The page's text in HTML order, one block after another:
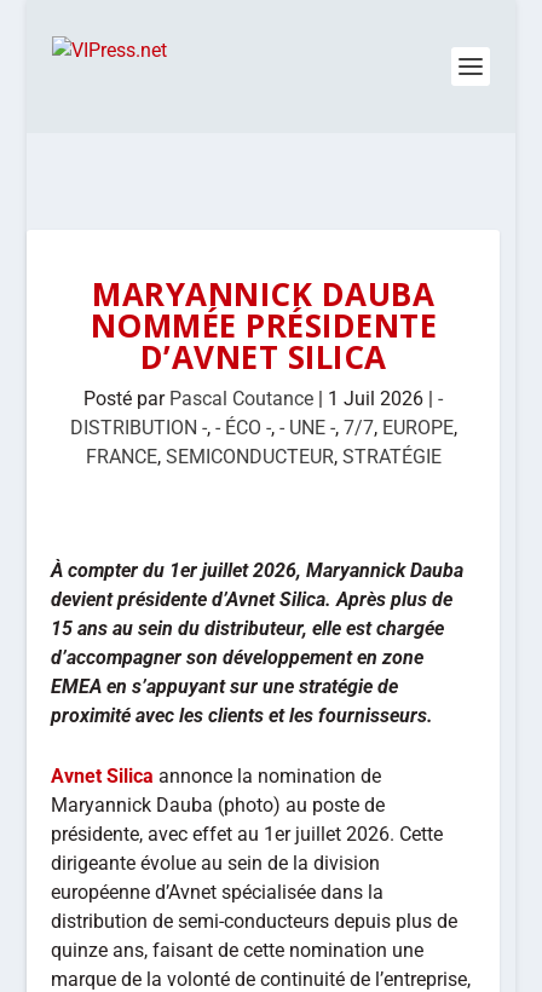
MARYANNICK DAUBA
NOMMÉE PRÉSIDENTE
D’AVNET SILICA
Posté par Pascal Coutance | 1 Juil 2026 |-
DISTRIBUTION -, - ÉCO -, - UNE -, 7/7, EUROPE,
FRANCE, SEMICONDUCTEUR, STRATÉGIE
À compter du 1er juillet 2026, Maryannick Dauba
devient présidente d’Avnet Silica. Après plus de
15 ans au sein du distributeur, elle est chargée
d’accompagner son développement en zone
EMEA en s’appuyant sur une stratégie de
proximité avec les clients et les fournisseurs.
Avnet Silica annonce la nomination de
Maryannick Dauba (photo) au poste de
présidente, avec effet au 1er juillet 2026. Cette
dirigeante évolue au sein de la division
européenne d’Avnet spécialisée dans la
distribution de semi-conducteurs depuis plus de
quinze ans, faisant de cette nomination une
marque de la volonté de continuité de l’entreprise,